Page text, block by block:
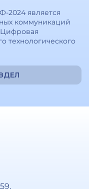
2024 является
коммуникаций
технологического